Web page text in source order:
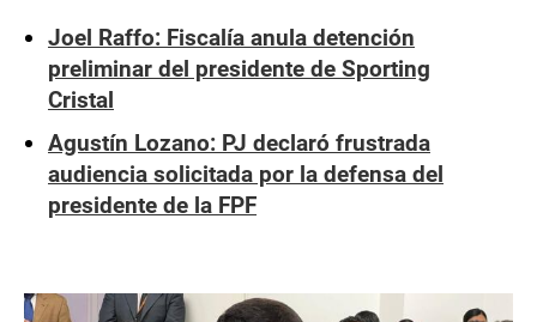
Joel Raffo: Fiscalía anula detención
preliminar del presidente de Sporting
Cristal
Agustín Lozano: PJ declaró frustrada
audiencia solicitada por la defensa del
presidente de la FPF